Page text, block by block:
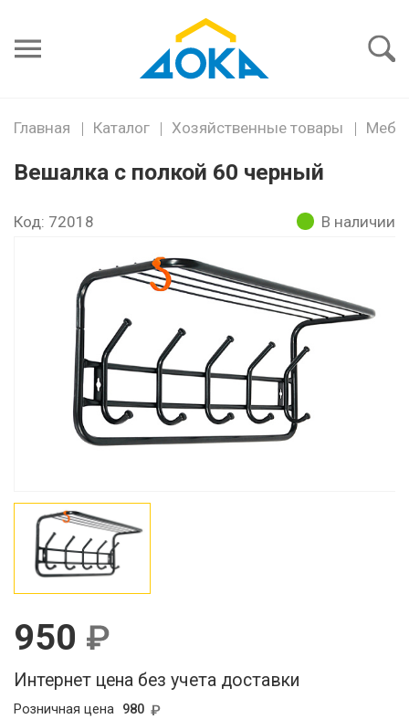
пароль
Главная Каталог Хозяйственные товары
Вешалка с полкой 60 черный
Код: 72018 В наличии
950
Интернет цена без учета доставки
980
Розничная цена